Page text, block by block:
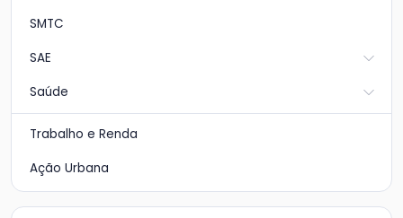
SMTC
SAE
Saúde
Trabalho e Renda
Ação Urbana